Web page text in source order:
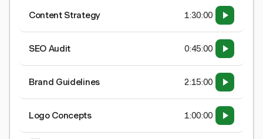
Content Strategy 1:30:00
SEO Audit 0:45:00
Brand Guidelines 2:15:00
Logo Concepts 1:00:00